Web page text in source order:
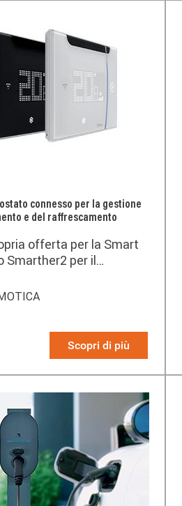
connesso per la gestione
e del raffrescamento
offerta per la Smart
Smarther2 per il
termostato connesso
con Condizionatori
Scopri di più